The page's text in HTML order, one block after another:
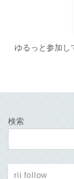
ゆるっと参加し
検索
rii follow